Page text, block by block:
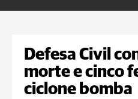
Defesa Civil
morte e cinco
ciclone bomba